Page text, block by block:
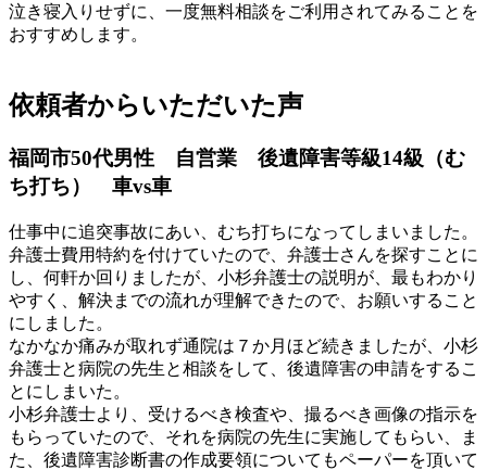
泣き寝入りせずに、一度無料相談をご利用されてみることを
おすすめします。
依頼者からいただいた声
福岡市50代男性 自営業 後遺障害等級14級（む
ち打ち） 車vs車
仕事中に追突事故にあい、むち打ちになってしまいました。
弁護士費用特約を付けていたので、弁護士さんを探すことに
し、何軒か回りましたが、小杉弁護士の説明が、最もわかり
やすく、解決までの流れが理解できたので、お願いすること
にしました。
なかなか痛みが取れず通院は７か月ほど続きましたが、小杉
弁護士と病院の先生と相談をして、後遺障害の申請をするこ
とにしまいた。
小杉弁護士より、受けるべき検査や、撮るべき画像の指示を
もらっていたので、それを病院の先生に実施してもらい、ま
た、後遺障害診断書の作成要領についてもペーパーを頂いて